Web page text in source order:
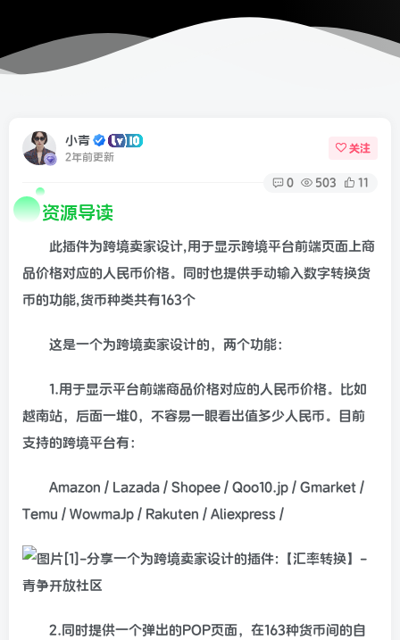
小青
2年前更新
关注
0 503 11
资源导读
此插件为跨境卖家设计,用于显示跨境平台前端页面上商
品价格对应的人民币价格。同时也提供手动输入数字转换货
币的功能,货币种类共有163个
这是一个为跨境卖家设计的，两个功能：
1.用于显示平台前端商品价格对应的人民币价格。比如
越南站，后面一堆0，不容易一眼看出值多少人民币。目前
支持的跨境平台有：
Amazon / Lazada / Shopee / Qoo10.jp / Gmarket /
Temu / WowmaJp / Rakuten / Aliexpress /
2.同时提供一个弹出的POP页面，在163种货币间的自